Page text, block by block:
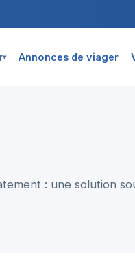
▾ Annonces de viager
: une solution